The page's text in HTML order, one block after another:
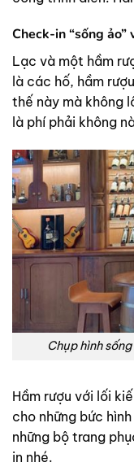
Check-in “sống ảo”
Lạc và một hầm
là các hố, hầm
thế này mà không
là phí phải không
Chụp hình
Hầm rượu với lối
cho những bức
những bộ trang
in nhé.